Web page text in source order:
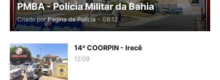
PMBA - Polícia Militar da Bahia
Criado por Pagina de Polícia - 08:12
14ª COORPIN - Irecê
12:09